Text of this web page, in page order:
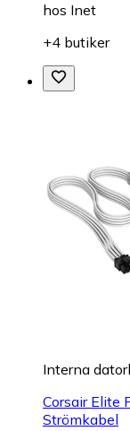
hos Inet
+4 butiker
Interna
Corsair Elite
Strömkabel